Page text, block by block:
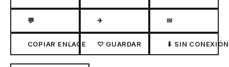
💬 ✈ ✉
COPIAR ENLACE ♡ GUARDAR ⬇ SIN CONEXIÓN